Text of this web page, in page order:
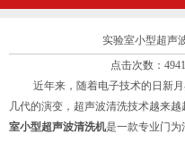
实验室小型超声
点击次数：
近年来，随着电子技术的日新月
几代的演变，超声波清洗技术越来
室小型超声波清洗机是一款专业门为